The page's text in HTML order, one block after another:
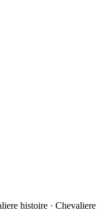
histoire · Chevaliere